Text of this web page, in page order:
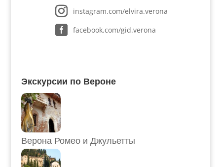
instagram.com/elvira.verona
facebook.com/gid.verona
Экскурсии по Вероне
Верона Ромео и Джульетты